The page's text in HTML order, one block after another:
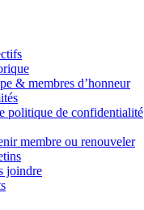
& membres d’honneur
politique de confidentialité
membre ou renouveler
joindre